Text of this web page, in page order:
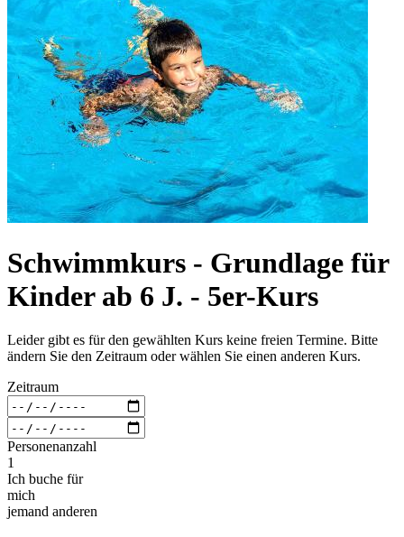
Schwimmkurs - Grundlage für
Kinder ab 6 J. - 5er-Kurs
Leider gibt es für den gewählten Kurs keine freien Termine. Bitte
ändern Sie den Zeitraum oder wählen Sie einen anderen Kurs.
Zeitraum
Personenanzahl
1
Ich buche für
mich
jemand anderen